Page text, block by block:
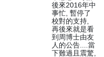
後來2016年中
事忙, 暫停了
校對的支持,
再後來就是看
到周博士由友
人的公告....當
下難過且震驚,